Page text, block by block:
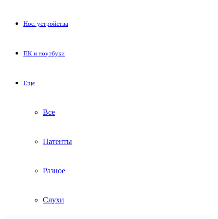
Нос. устройства
ПК и ноутбуки
Еще
Все
Патенты
Разное
Слухи